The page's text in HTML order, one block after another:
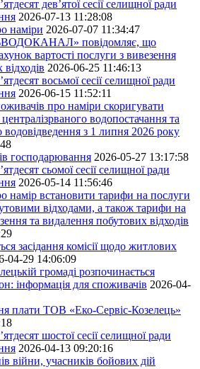
дев’ятої сесії селищної ради
2026-07-13 11:28:08
наміри 2026-07-07 11:34:47
повідомляє, що
вартості послуги з вивезення
2026-06-25 11:46:13
восьмої сесії селищної ради
2026-06-15 11:52:11
про наміри скоригувати
централізрваного водопостачання та
водовідведення з 1 липня 2026 року
господарювання 2026-05-27 13:17:58
сьомої сесії селищної ради
2026-05-14 11:56:46
намір встановити тарифи на послуги
відходами, а також тарифи на
та видалення побутових відходів
засідання комісії щодо житлових
04-29 14:06:09
громаді розпочинається
інформація для споживачів 2026-04-
плати ТОВ «Еко-Сервіс-Козелець»
шостої сесії селищної ради
2026-04-13 09:20:16
війни, учасників бойових дій